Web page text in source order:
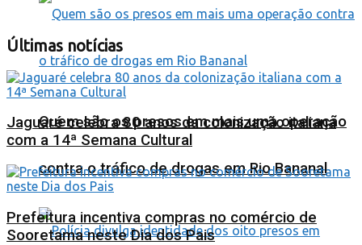
Quem são os presos em mais uma operação
contra o tráfico de drogas em Rio Bananal
Últimas notícias
Jaguaré celebra 80 anos da colonização italiana
com a 14ª Semana Cultural
Prefeitura incentiva compras no comércio de
Sooretama neste Dia dos Pais